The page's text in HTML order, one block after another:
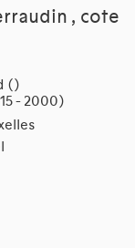
, cote
()
- 2000)